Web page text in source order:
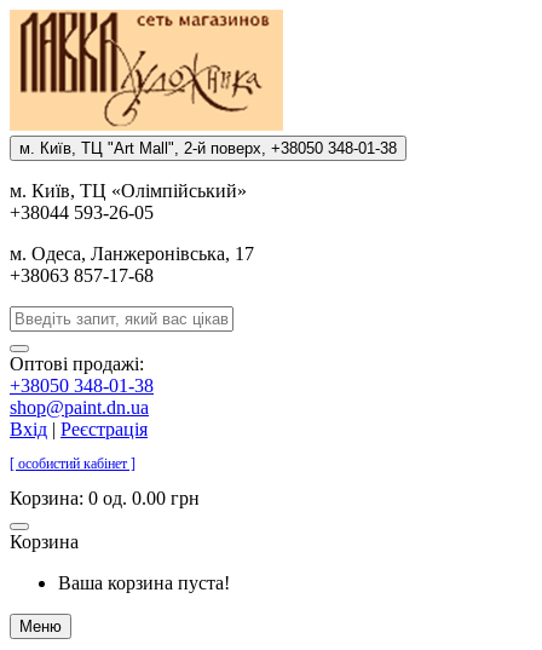
м. Киïв, ТЦ "Art Mall", 2-й поверх, +38050 348-01-38
м. Киïв, ТЦ «Олiмпiйський»
+38044 593-26-05
м. Одеса, Ланжеронiвська, 17
+38063 857-17-68
Оптові продажі:
+38050 348-01-38
shop@paint.dn.ua
Вхід | Реєстрація
[ особистий кабінет ]
Корзина: 0 од. 0.00 грн
Корзина
Ваша корзина пуста!
Меню